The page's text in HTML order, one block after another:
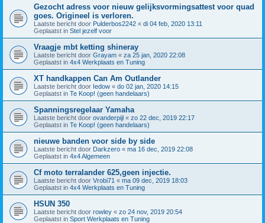
Gezocht adress voor nieuw gelijksvormingsattest voor quad
goes. Origineel is verloren.
Laatste bericht door Pulderbos2242 « di 04 feb, 2020 13:11
Geplaatst in Stel jezelf voor
Vraagje mbt ketting shineray
Laatste bericht door Grayam « za 25 jan, 2020 22:08
Geplaatst in 4x4 Werkplaats en Tuning
XT handkappen Can Am Outlander
Laatste bericht door Iedow « do 02 jan, 2020 14:15
Geplaatst in Te Koop! (geen handelaars)
Spanningsregelaar Yamaha
Laatste bericht door ovanderpijl « zo 22 dec, 2019 22:17
Geplaatst in Te Koop! (geen handelaars)
nieuwe banden voor side by side
Laatste bericht door Darkzero « ma 16 dec, 2019 22:08
Geplaatst in 4x4 Algemeen
Cf moto terralander 625,geen injectie.
Laatste bericht door Vrobi71 « ma 09 dec, 2019 18:03
Geplaatst in 4x4 Werkplaats en Tuning
HSUN 350
Laatste bericht door rowley « zo 24 nov, 2019 20:54
Geplaatst in Sport Werkplaats en Tuning